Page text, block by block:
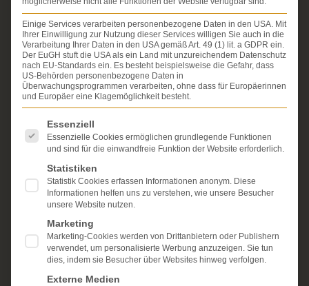
Seit über 25 Jahren vertreten wir als Fachanwälte
ausschließlich Geschädigte bei schweren
Personenschäden. Wir verfügen über ausgewiesene
Erfahrung im Arzthaftungsrecht, bei Unfallfolgen und
bei der Durchsetzung von Schmerzensgeld- und
Schadensersatzansprüchen.Ihr Recht steht für uns
im Mittelpunkt.
Mehr erfahren:
Unsere Kanzlei
Kostenlose Erstberatung
Einige Services verarbeiten personenbezogene Daten in den USA. Mit
Ihrer Einwilligung zur Nutzung dieser Services willigen Sie auch in die
Verarbeitung Ihrer Daten in den USA gemäß Art. 49 (1) lit. a GDPR ein.
Der EuGH stuft die USA als ein Land mit unzureichendem Datenschutz
nach EU-Standards ein. Es besteht beispielsweise die Gefahr, dass
US-Behörden personenbezogene Daten in
Überwachungsprogrammen verarbeiten, ohne dass für Europäerinnen
und Europäer eine Klagemöglichkeit besteht.
Es folgt eine Liste der Service-Gruppen, für die eine
Essenziell
Essenzielle Cookies ermöglichen grundlegende Funktionen
und sind für die einwandfreie Funktion der Website erforderlich.
Statistiken
Statistik Cookies erfassen Informationen anonym. Diese
Informationen helfen uns zu verstehen, wie unsere Besucher
unsere Website nutzen.
Marketing
Marketing-Cookies werden von Drittanbietern oder Publishern
verwendet, um personalisierte Werbung anzuzeigen. Sie tun
dies, indem sie Besucher über Websites hinweg verfolgen.
Externe Medien